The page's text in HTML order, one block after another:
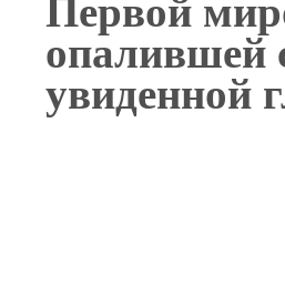
опалившей
увиденной